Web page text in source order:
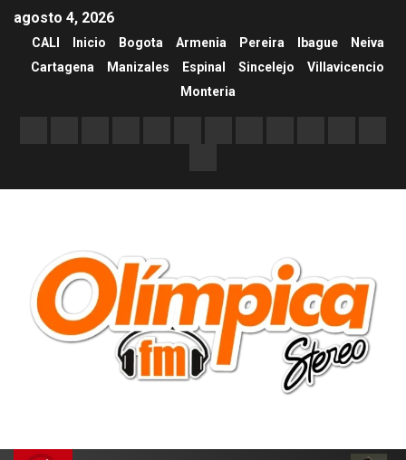
agosto 4, 2026
CALI Inicio Bogota Armenia Pereira Ibague
Neiva
Cartagena
Manizales Espinal Sincelejo
Villavicencio
Monteria